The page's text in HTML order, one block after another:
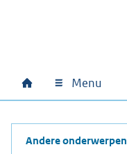
Hoofdnavigatie
Home Menu
Andere onderwerpen